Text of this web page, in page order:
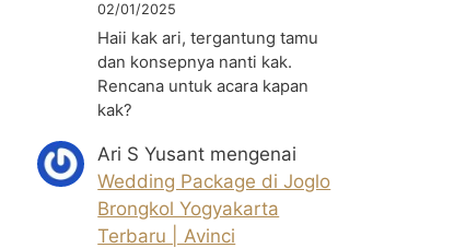
02/01/2025
Haii kak ari, tergantung tamu
dan konsepnya nanti kak.
Rencana untuk acara kapan
kak?
Ari S Yusant mengenai
Wedding Package di Joglo
Brongkol Yogyakarta
Terbaru | Avinci